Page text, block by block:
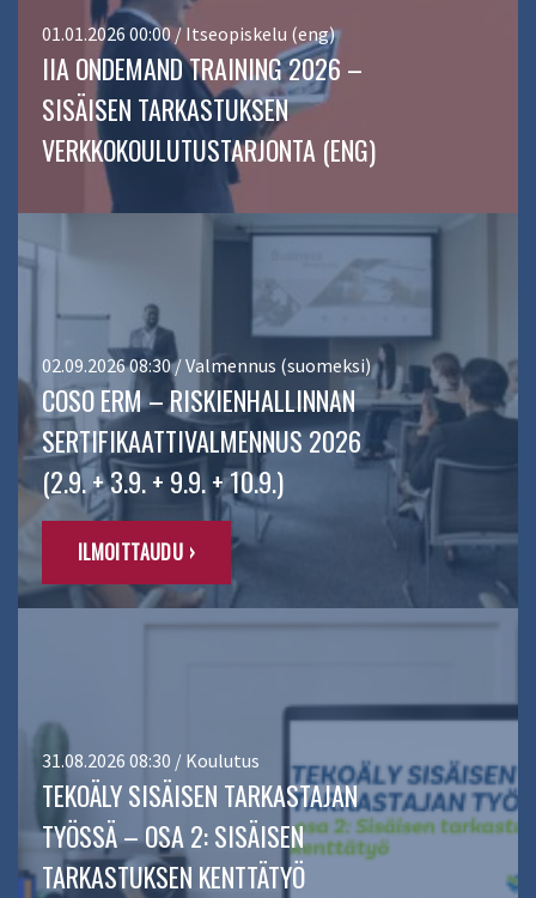
01.01.2026 00:00 / Itseopiskelu (eng)
IIA ONDEMAND TRAINING 2026 –
SISÄISEN TARKASTUKSEN
VERKKOKOULUTUSTARJONTA (ENG)
02.09.2026 08:30 / Valmennus (suomeksi)
COSO ERM – RISKIENHALLINNAN
SERTIFIKAATTIVALMENNUS 2026
(2.9. + 3.9. + 9.9. + 10.9.)
ILMOITTAUDU ›
31.08.2026 08:30 / Koulutus
TEKOÄLY SISÄISEN TARKASTAJAN
TYÖSSÄ – OSA 2: SISÄISEN
TARKASTUKSEN KENTTÄTYÖ